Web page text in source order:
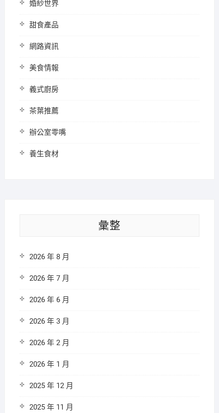
婚紗世界
甜食產品
網路資訊
美食情報
義式廚房
茶葉推薦
辦公室零嘴
養生食材
彙整
2026 年 8 月
2026 年 7 月
2026 年 6 月
2026 年 3 月
2026 年 2 月
2026 年 1 月
2025 年 12 月
2025 年 11 月